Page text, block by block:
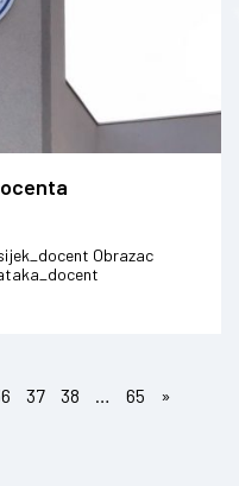
Obrazac
37 38 … 65 »